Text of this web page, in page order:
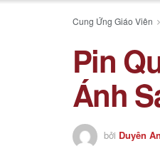
Cung Ứng Giáo Viên
Pin
Ánh
bởi Duyên